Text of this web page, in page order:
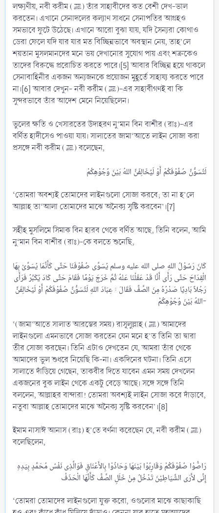
লক্ষ্যণীয়, নবী করীম (ﷺ) তাঁর সাহাবীদের কত বেশী দেখ-ভাল
করতেন। এখানে সেনাদলের কল্যাণ সাধনে সেনাপতির আগ্রহও
সমভাবে ফুটে উঠেছে। এখানে আরো বুঝা যায়, যদি সৈন্যরা কোথাও
ডেরা ফেলে যদি যার যার মত বিচ্ছিন্নভাবে অবস্থান নেয়, তাহ’লে
শয়তান মুসলমানদের মনে ভয় দেখানোর সুযোগ পায় এবং শত্রুকেও
তাদের বিরুদ্ধে প্ররোচিত করতে পারে।[5] আবার বিচ্ছিন্ন হয়ে থাকলে
সেনাবাহিনীর একজন অন্যজনকে প্রয়োজন মুহূর্তে সাহায্য করতে পারে
না।[6] আবার দেখুন- নবী করীম (ﷺ)-এর সাহাবীগণই বা কি
সুন্দরভাবে তাঁর আদেশ মেনে নিয়েছিলেন।
ভুলের ক্ষতি ও খেসারতের উদাহরণ নু‘মান বিন বাশীর (রাঃ)-এর
বর্ণিত হাদীসেও পাওয়া যায়। সালাতের জামা‘আতে লাইন সোজা করা
প্রসঙ্গে নবী করীম (ﷺ) বলেছেন,
‘তোমরা অবশ্যই তোমাদের লাইনগুলো সোজা করবে; তা না হ’লে
আল্লাহ তা‘আলা তোমাদের মাঝে অনৈক্য সৃষ্টি করবেন’।[7]
সহীহ মুসলিমে সিমাক বিন হারব থেকে বর্ণিত আছে, তিনি বলেন, আমি
নু‘মান বিন বাশীর (রাঃ)-কে বলতে শুনেছি,
كَانَ رَسُوْلُ اللهِ صلى الله عليه وسلم يُسَوِّى صُفُوْفَنَا حَتَّى كَأَنَّمَا يُسَوِّىْ بِهَا
الْقِدَاحَ حَتَّى رَأَى أَنَّا قَدْ عَقَلْنَا عَنْهُ ثُمَّ خَرَجَ يَوْمًا فَقَامَ حَتَّى كَادَ يُكَبِّرُ فَرَأَى
رَجُلاً بَادِيًا صَدْرُهُ مِنَ الصَّفِّ فَقَالَ : عِبَادَ اللهِ لَتُسَوُّنَّ صُفُوْفَكُمْ أَوْ لَيُخَالِفَنَّ
اللهُ بَيْنَ وُجُوْهِكُمْ-​
‘(জামা‘আতে সালাত আরম্ভের সময়) রাসূলুল্লাহ (ﷺ) আমাদের
লাইনগুলো এমনভাবে সোজা করতেন যেন মনে হ’ত তিনি তা দ্বারা
তীর সোজা করছেন। তিনি এটাও দেখতেন যে, আমরা তাঁর থেকে
আমাদের ভুল শুধরে নিয়েছি কি-না। একদিনের ঘটনা। তিনি এসে
সালাতে দাঁড়িয়ে গেছেন, তাকবীর দিতে যাবেন এমন সময় দেখলেন
একজনের বুক লাইন থেকে একটু বেড়ে আছে। সঙ্গে সঙ্গে তিনি
বললেন, আল্লাহর বান্দারা! তোমরা অবশ্যই লাইন সোজা করে দাঁড়াবে,
নতুবা আল্লাহ তোমাদের মাঝে অনৈক্য সৃষ্টি করবেন’।[8]
ইমাম নাসাঈ আনাস (রাঃ) হ’তে বর্ণনা করেছেন যে, নবী করীম (ﷺ)
বলেছিলেন,
رَاصُّوْا صُفُوْفَكُمْ وَقَارِبُوْا بَيْنَهَا وَحَاذُوْا بِالأَعْنَاقِ فَوَالَّذِى نَفْسُ مُحَمَّدٍ بِيَدِهِ
‘তোমরা তোমাদের লাইনগুলো যুক্ত করো, ওগুলোর মাঝে কাছাকাছি